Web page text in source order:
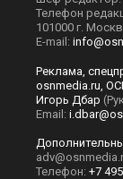
Телефон
101000 г.
E-mail:
Реклама,
osnmedia.ru,
Игорь Дбар
Email:
Телефон: +7